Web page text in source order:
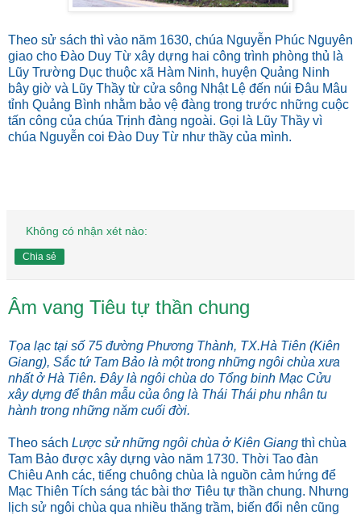
Theo sử sách thì vào năm 1630, chúa Nguyễn Phúc Nguyên
giao cho Đào Duy Từ xây dựng hai công trình phòng thủ là
Lũy Trường Dục thuộc xã Hàm Ninh, huyện Quảng Ninh
bây giờ và Lũy Thầy từ cửa sông Nhật Lệ đến núi Đâu Mâu
tỉnh Quảng Bình nhằm bảo vệ đàng trong trước những cuộc
tấn công của chúa Trịnh đàng ngoài. Gọi là Lũy Thầy vì
chúa Nguyễn coi Đào Duy Từ như thầy của mình.
Không có nhận xét nào:
Chia sẻ
Âm vang Tiêu tự thần chung
Tọa lạc tại số 75 đường Phương Thành, TX.Hà Tiên (Kiên
Giang), Sắc tứ Tam Bảo là một trong những ngôi chùa xưa
nhất ở Hà Tiên. Đây là ngôi chùa do Tổng binh Mạc Cửu
xây dựng để thân mẫu của ông là Thái Thái phu nhân tu
hành trong những năm cuối đời.
Theo sách Lược sử những ngôi chùa ở Kiên Giang thì chùa
Tam Bảo được xây dựng vào năm 1730. Thời Tao đàn
Chiêu Anh các, tiếng chuông chùa là nguồn cảm hứng để
Mạc Thiên Tích sáng tác bài thơ Tiêu tự thần chung. Nhưng
lịch sử ngôi chùa qua nhiều thăng trầm, biến đổi nên cũng